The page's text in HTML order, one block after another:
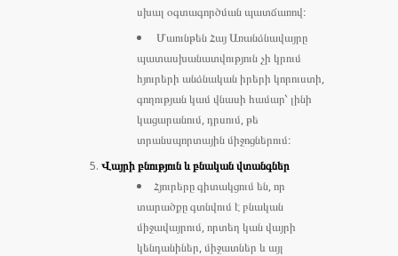
սխալ օգտագործման պատճառով։
Մաունթեն Հայ Առանձնավայրը
պատասխանատվություն չի կրում
հյուրերի անձնական իրերի կորուստի,
գողության կամ վնասի համար՝ լինի
կացարանում, դրսում, թե
տրանսպորտային միջոցներում։
Վայրի բնություն և բնական վտանգներ
Հյուրերը գիտակցում են, որ
տարածքը գտնվում է բնական
միջավայրում, որտեղ կան վայրի
կենդանիներ, միջատներ և այլ